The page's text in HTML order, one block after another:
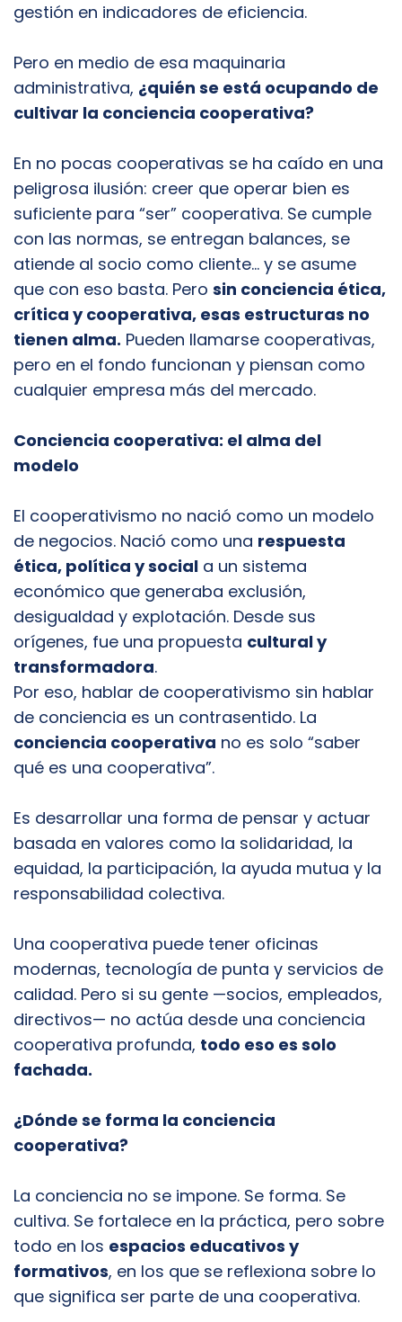
gestión en indicadores de eficiencia.
Pero en medio de esa maquinaria
administrativa, ¿quién se está ocupando de
cultivar la conciencia cooperativa?
En no pocas cooperativas se ha caído en una
peligrosa ilusión: creer que operar bien es
suficiente para “ser” cooperativa. Se cumple
con las normas, se entregan balances, se
atiende al socio como cliente... y se asume
que con eso basta. Pero sin conciencia ética,
crítica y cooperativa, esas estructuras no
tienen alma. Pueden llamarse cooperativas,
pero en el fondo funcionan y piensan como
cualquier empresa más del mercado.
Conciencia cooperativa: el alma del
modelo
El cooperativismo no nació como un modelo
de negocios. Nació como una respuesta
ética, política y social a un sistema
económico que generaba exclusión,
desigualdad y explotación. Desde sus
orígenes, fue una propuesta cultural y
transformadora.
Por eso, hablar de cooperativismo sin hablar
de conciencia es un contrasentido. La
conciencia cooperativa no es solo “saber
qué es una cooperativa”.
Es desarrollar una forma de pensar y actuar
basada en valores como la solidaridad, la
equidad, la participación, la ayuda mutua y la
responsabilidad colectiva.
Una cooperativa puede tener oficinas
modernas, tecnología de punta y servicios de
calidad. Pero si su gente —socios, empleados,
directivos— no actúa desde una conciencia
cooperativa profunda, todo eso es solo
fachada.
¿Dónde se forma la conciencia
cooperativa?
La conciencia no se impone. Se forma. Se
cultiva. Se fortalece en la práctica, pero sobre
todo en los espacios educativos y
formativos, en los que se reflexiona sobre lo
que significa ser parte de una cooperativa.